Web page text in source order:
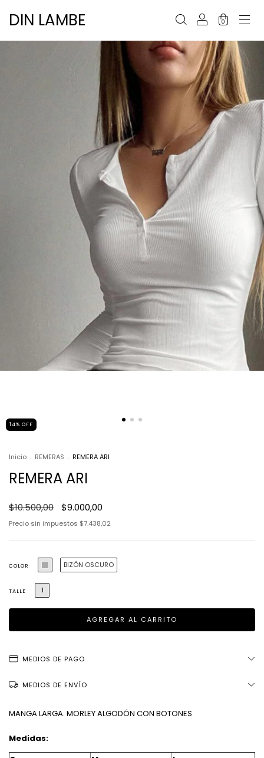
DIN LAMBE 0
14% OFF
Inicio . REMERAS . REMERA ARI
REMERA ARI
$10.500,00 $9.000,00
Precio sin impuestos $7.438,02
COLOR BIZÓN OSCURO
TALLE 1
MEDIOS DE PAGO
MEDIOS DE ENVÍO
MANGA LARGA. MORLEY ALGODÓN CON BOTONES
Medidas: